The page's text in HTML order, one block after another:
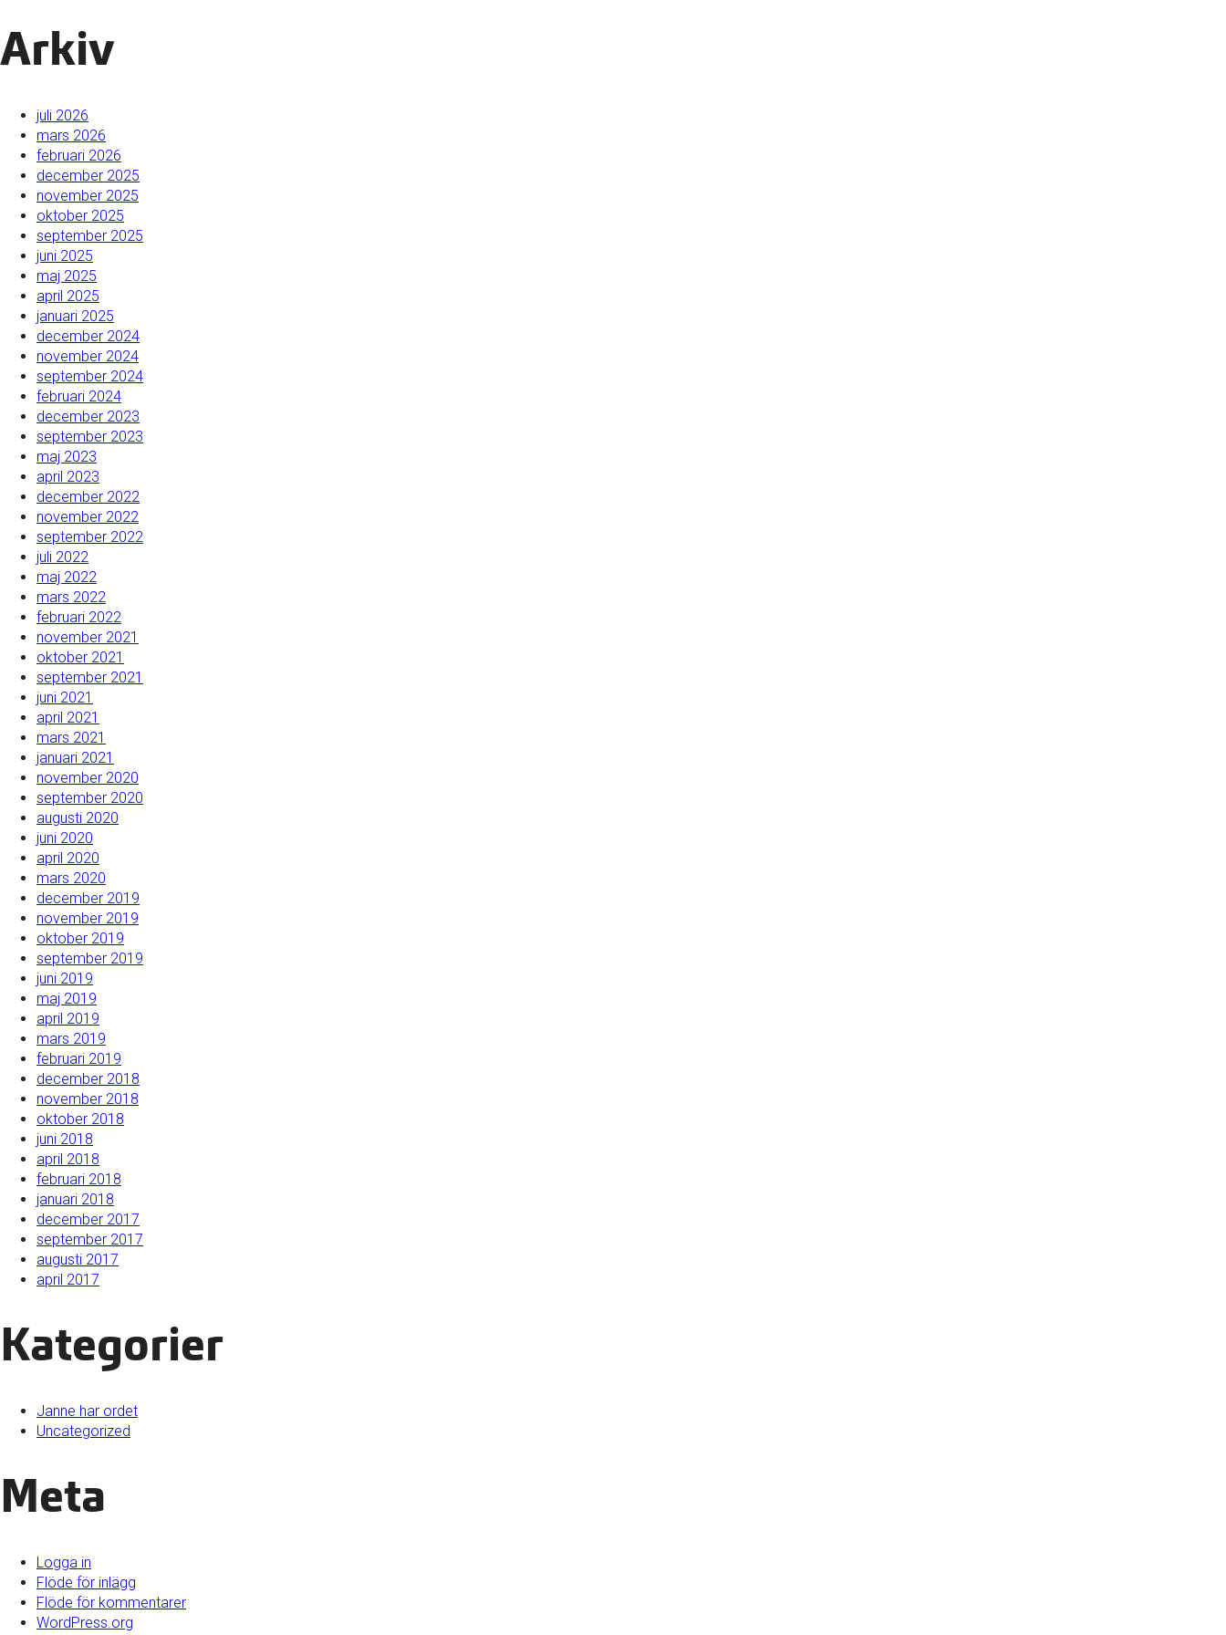
Arkiv
juli 2026
mars 2026
februari 2026
december 2025
november 2025
oktober 2025
september 2025
juni 2025
maj 2025
april 2025
januari 2025
december 2024
november 2024
september 2024
februari 2024
december 2023
september 2023
maj 2023
april 2023
december 2022
november 2022
september 2022
juli 2022
maj 2022
mars 2022
februari 2022
november 2021
oktober 2021
september 2021
juni 2021
april 2021
mars 2021
januari 2021
november 2020
september 2020
augusti 2020
juni 2020
april 2020
mars 2020
december 2019
november 2019
oktober 2019
september 2019
juni 2019
maj 2019
april 2019
mars 2019
februari 2019
december 2018
november 2018
oktober 2018
juni 2018
april 2018
februari 2018
januari 2018
december 2017
september 2017
augusti 2017
april 2017
Kategorier
Janne har ordet
Uncategorized
Meta
Logga in
Flöde för inlägg
Flöde för kommentarer
WordPress.org